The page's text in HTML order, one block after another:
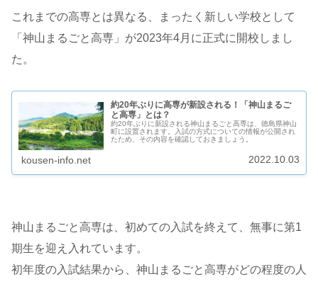
これまでの高専とは異なる、まったく新しい学校として
「神山まるごと高専」が2023年4月に正式に開校しまし
た。
約20年ぶりに高専が新設される！「神山まるご
と高専」とは？
約20年ぶりに新設される神山まるごと高専は、徳島県神山
町に設置されます。入試の方式についての情報が公開され
たため、その内容を確認しておきましょう。
kousen-info.net 2022.10.03
神山まるごと高専は、初めての入試を終えて、無事に第1
期生を迎え入れています。
初年度の入試結果から、神山まるごと高専がどの程度の人